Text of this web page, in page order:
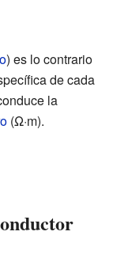
) es lo contrario
de cada
la
(Ω·m).